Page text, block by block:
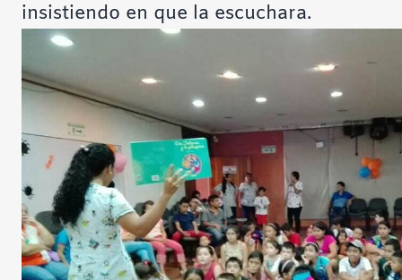
insistiendo en que la escuchara.